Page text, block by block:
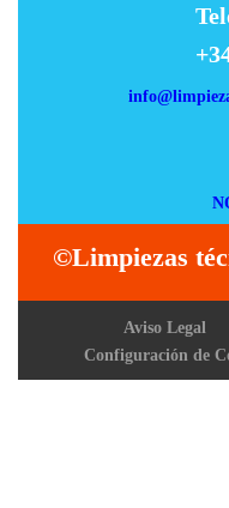
©Limpiezas
Aviso Legal
Configuración de